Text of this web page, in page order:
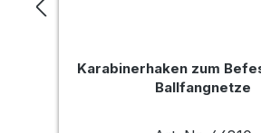
Karabinerhaken zum
Ballfangnetze